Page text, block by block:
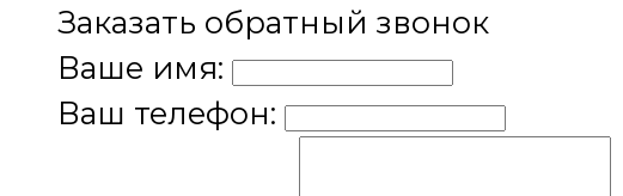
Заказать обратный звонок
Ваше имя:
Ваш телефон: